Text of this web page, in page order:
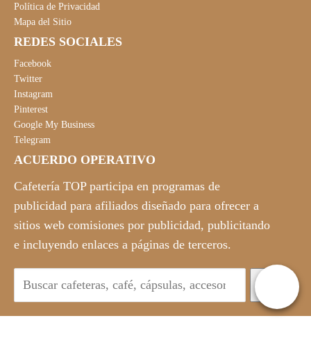
Política de Privacidad
Mapa del Sitio
REDES SOCIALES
Facebook
Twitter
Instagram
Pinterest
Google My Business
Telegram
ACUERDO OPERATIVO
Cafetería TOP participa en programas de
publicidad para afiliados diseñado para ofrecer a
sitios web comisiones por publicidad, publicitando
e incluyendo enlaces a páginas de terceros.